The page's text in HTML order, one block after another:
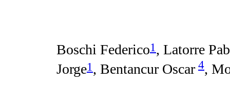
Boschi Federico1, Latorre
Jorge1, Bentancur Oscar 4,